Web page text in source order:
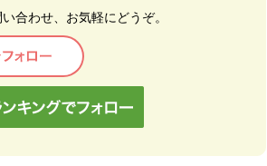
合わせ、お気軽にどうぞ。